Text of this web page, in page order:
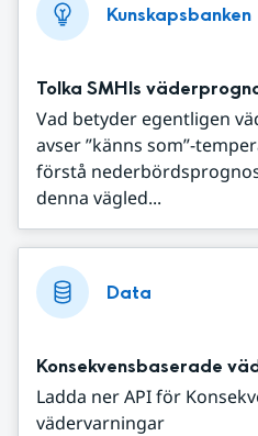
Kunskapsbanken
Tolka SMHIs
Vad betyder egentligen
avser ”känns som”-
förstå
denna vägled...
Data
Konsekvensbaserade
Ladda ner API för
vädervarningar